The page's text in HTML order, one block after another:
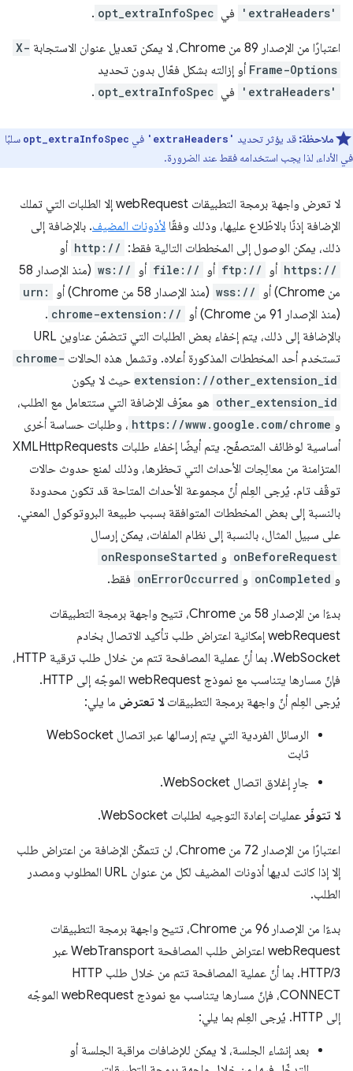
'extraHeaders' في opt_extraInfoSpec
.
اعتبارًا من الإصدار 89 من Chrome، لا يمكن تعديل عنوان الاستجابة
X-
Frame-Options أو إزالته بشكل فعّال بدون تحديد
'extraHeaders' في opt_extraInfoSpec
.
ملاحظة: قد يؤثر تحديد 'extraHeaders' في opt_extraInfoSpec سلبًا
في الأداء، لذا يجب استخدامه فقط عند الضرورة.
لا تعرض واجهة برمجة التطبيقات webRequest إلا الطلبات التي تملك
الإضافة إذنًا بالاطّلاع عليها، وذلك وفقًا لأذونات المضيف. بالإضافة إلى
ذلك، يمكن الوصول إلى المخططات التالية فقط: http:// أو
https:// أو ftp:// أو file:// أو ws://
(منذ الإصدار 58
من Chrome) أو
wss:// (منذ الإصدار 58 من Chrome) أو urn:
(منذ الإصدار 91 من Chrome) أو chrome-extension://
.
بالإضافة إلى ذلك، يتم إخفاء بعض الطلبات التي تتضمّن عناوين URL
تستخدم أحد المخططات المذكورة أعلاه. وتشمل هذه الحالات chrome-
extension://other_extension_id حيث لا يكون
other_extension_id هو معرّف الإضافة التي ستتعامل مع الطلب،
و https://www.google.com/chrome ، وطلبات حساسة أخرى
أساسية لوظائف المتصفّح. يتم أيضًا إخفاء طلبات XMLHttpRequests
المتزامنة من معالِجات الأحداث التي تحظرها، وذلك لمنع حدوث حالات
توقّف تام. يُرجى العِلم أنّ مجموعة الأحداث المتاحة قد تكون محدودة
بالنسبة إلى بعض المخططات المتوافقة بسبب طبيعة البروتوكول المعني.
على سبيل المثال، بالنسبة إلى نظام الملفات، يمكن إرسال
onBeforeRequest و onResponseStarted
و onCompleted و onErrorOccurred فقط.
بدءًا من الإصدار 58 من Chrome، تتيح واجهة برمجة التطبيقات
webRequest إمكانية اعتراض طلب تأكيد الاتصال بخادم
WebSocket. بما أنّ عملية المصافحة تتم من خلال طلب ترقية HTTP،
فإنّ مسارها يتناسب مع نموذج webRequest الموجّه إلى HTTP.
يُرجى العِلم أنّ واجهة برمجة التطبيقاتلا تعترض ما يلي:
الرسائل الفردية التي يتم إرسالها عبر اتصال WebSocket
ثابت
جارٍ إغلاق اتصال WebSocket.
لا تتوفّر عمليات إعادة التوجيه لطلبات WebSocket.
اعتبارًا من الإصدار 72 من Chrome، لن تتمكّن الإضافة من اعتراض طلب
إلا إذا كانت لديها أذونات المضيف لكل من عنوان URL المطلوب ومصدر
الطلب.
بدءًا من الإصدار 96 من Chrome، تتيح واجهة برمجة التطبيقات
webRequest اعتراض طلب المصافحة WebTransport عبر
HTTP/3. بما أنّ عملية المصافحة تتم من خلال طلب HTTP
CONNECT، فإنّ مسارها يتناسب مع نموذج webRequest الموجّه
إلى HTTP. يُرجى العِلم بما يلي:
بعد إنشاء الجلسة، لا يمكن للإضافات مراقبة الجلسة أو